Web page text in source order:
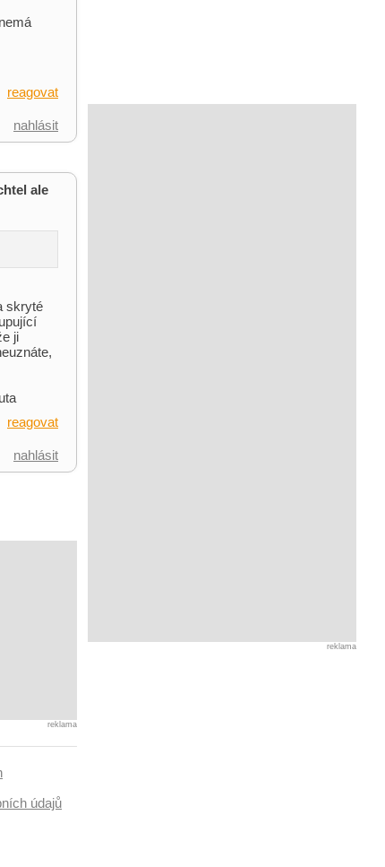
reagovat
nahlásit
ale
skryté
ji
reagovat
nahlásit
reklama
reklama
údajů